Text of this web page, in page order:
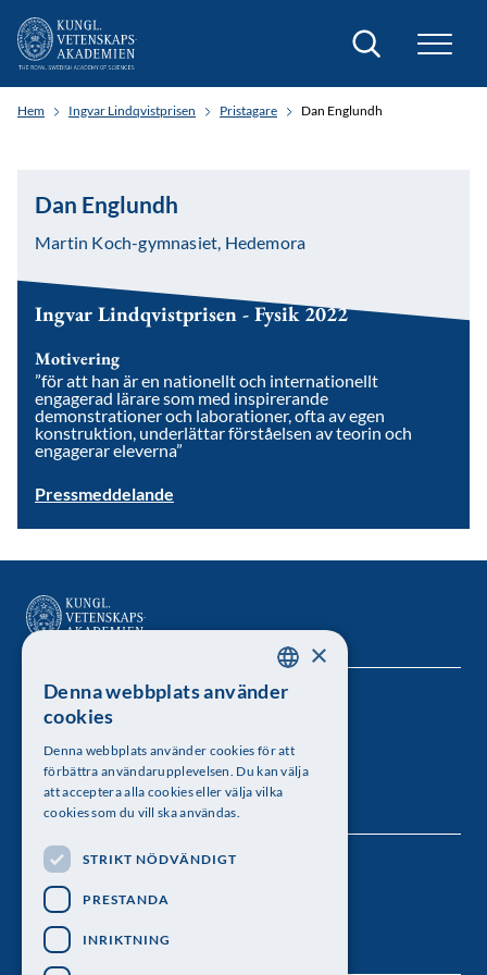
Sök
Hem Ingvar Lindqvistprisen Pristagare Dan Englundh
Dan Englundh
Martin Koch-gymnasiet, Hedemora
Ingvar Lindqvistprisen - Fysik 2022
Motivering
”för att han är en nationellt och internationellt
engagerad lärare som med inspirerande
demonstrationer och laborationer, ofta av egen
konstruktion, underlättar förståelsen av teorin och
engagerar eleverna”
Pressmeddelande
Kungl. Vetenskapsakademien
Besöksadress: Lilla Frescativägen 4A
Telefon: 08-673 95 00
Följ oss
SWEDISH
×
Denna webbplats använder
cookies
Denna webbplats använder cookies för att
förbättra användarupplevelsen. Du kan välja
att acceptera alla cookies eller välja vilka
cookies som du vill ska användas.
STRIKT NÖDVÄNDIGT
PRESTANDA
INRIKTNING